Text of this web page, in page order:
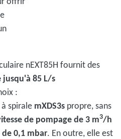
nEXT85H fournit des
jusqu'à 85 L/s
:
spirale mXDS3s propre, sans
de pompage de 3 m3/h
0,1 mbar. En outre, elle est